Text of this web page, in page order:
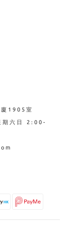
1905室
六日 2:00-